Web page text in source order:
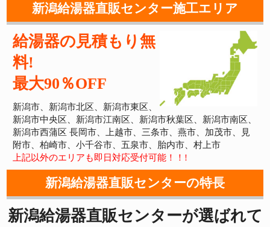
新潟給湯器直販センター施工エリア
給湯器の見積もり無
料!
最大90％OFF
新潟市、新潟市北区、新潟市東区、
新潟市中央区、新潟市江南区、新潟市秋葉区、新潟市南区、
新潟市西蒲区 長岡市、上越市、三条市、燕市、加茂市、見
附市、柏崎市、小千谷市、五泉市、胎内市、村上市
上記以外のエリアも即日対応受付可能！！!
新潟給湯器直販センターの特長
新潟給湯器直販センターが選ばれて